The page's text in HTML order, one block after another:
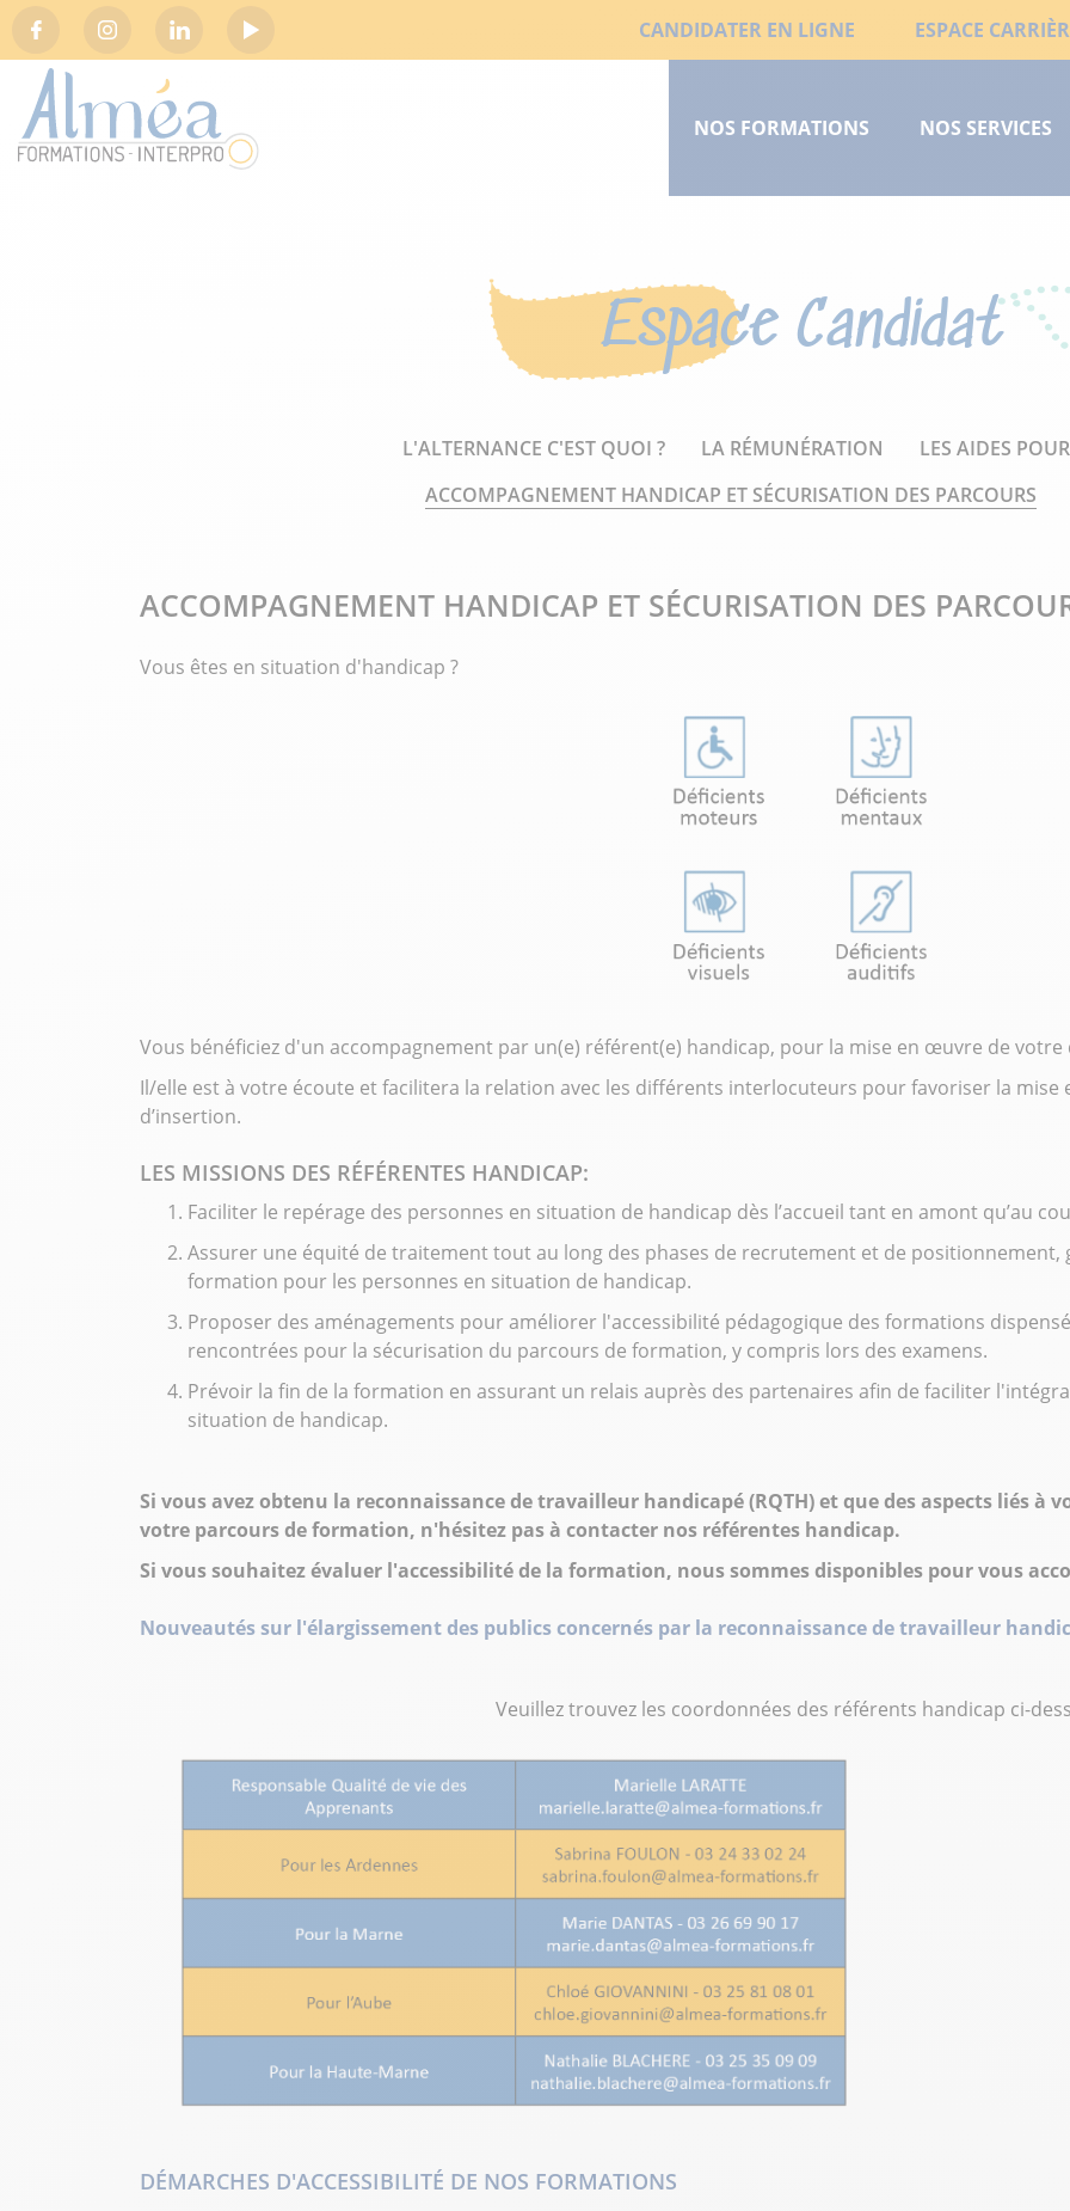
Social
LiensCANDIDATER EN LIGNE ESPACE
principal
court
NOS FORMATIONS NOS SERVICES
Espace Candidat
L'ALTERNANCE C'EST QUOI ? LA RÉMUNÉRATION
LES AIDES
ACCOMPAGNEMENT HANDICAP ET SÉCURISATION DES PARCOURS
ACCOMPAGNEMENT HANDICAP ET SÉCURISATION DES
Vous êtes en situation d'handicap ?
Vous bénéficiez d'un accompagnement par un(e) référent(e) handicap, pour la mise en œuvre de
Il/elle est à votre écoute et facilitera la relation avec les différents interlocuteurs pour favoriser la
d’insertion.
LES MISSIONS DES RÉFÉRENTES HANDICAP:
Faciliter le repérage des personnes en situation de handicap dès l’accueil tant en amont qu’au
Assurer une équité de traitement tout au long des phases de recrutement et de positionnement,
formation pour les personnes en situation de handicap.
Proposer des aménagements pour améliorer l'accessibilité pédagogique des formations
rencontrées pour la sécurisation du parcours de formation, y compris lors des examens.
Prévoir la fin de la formation en assurant un relais auprès des partenaires afin de faciliter
situation de handicap.
Si vous avez obtenu la reconnaissance de travailleur handicapé (RQTH) et que des aspects liés
votre parcours de formation, n'hésitez pas à contacter nos référentes handicap.
Si vous souhaitez évaluer l'accessibilité de la formation, nous sommes disponibles pour vous
Nouveautés sur l'élargissement des publics concernés par la reconnaissance de travailleur
Veuillez trouvez les coordonnées des référents handicap ci-
DÉMARCHES D'ACCESSIBILITÉ DE NOS FORMATIONS